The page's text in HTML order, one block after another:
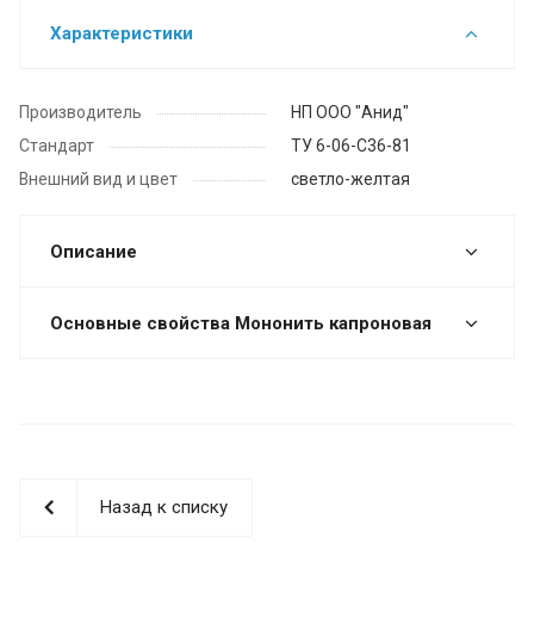
Характеристики
Производитель
НП ООО "Анид"
Стандарт
ТУ 6-06-С36-81
Внешний вид и цвет
светло-желтая
Описание
Основные свойства Мононить капроновая
Назад к списку